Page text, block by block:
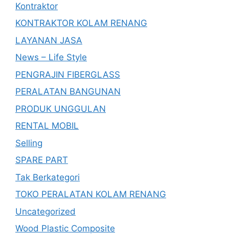
Kontraktor
KONTRAKTOR KOLAM RENANG
LAYANAN JASA
News – Life Style
PENGRAJIN FIBERGLASS
PERALATAN BANGUNAN
PRODUK UNGGULAN
RENTAL MOBIL
Selling
SPARE PART
Tak Berkategori
TOKO PERALATAN KOLAM RENANG
Uncategorized
Wood Plastic Composite